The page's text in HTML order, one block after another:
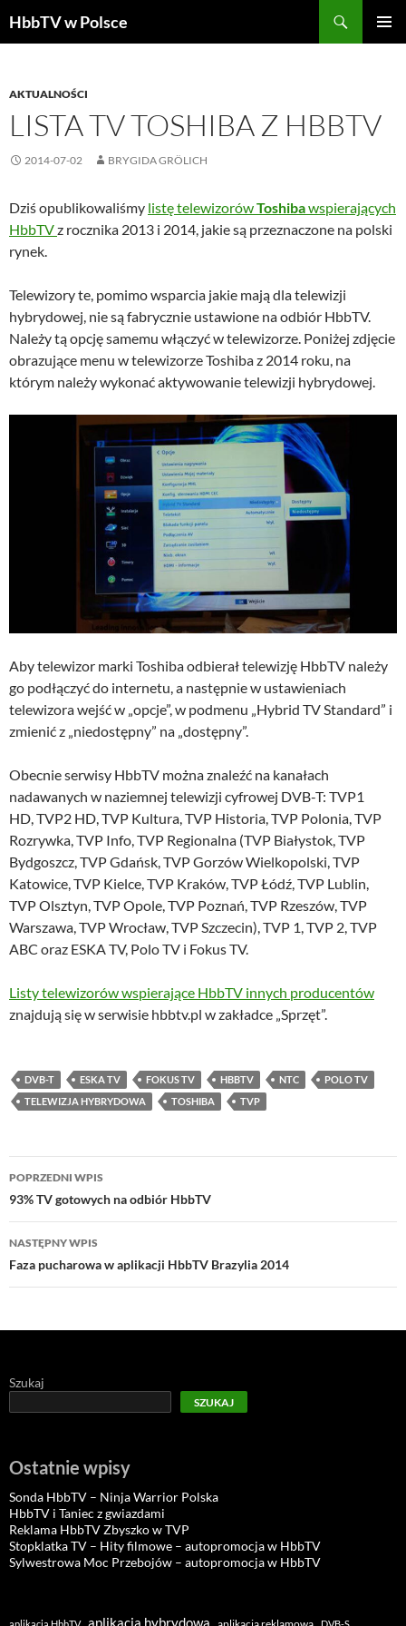
HbbTV w Polsce
AKTUALNOŚCI
LISTA TV TOSHIBA Z HBBTV
2014-07-02 BRYGIDA GRÖLICH
Dziś opublikowaliśmy listę telewizorówToshibawspierających
HbbTVz rocznika 2013 i 2014, jakie są przeznaczone na polski
rynek.
Telewizory te, pomimo wsparcia jakie mają dla telewizji
hybrydowej, nie są fabrycznie ustawione na odbiór HbbTV.
Należy tą opcję samemu włączyć w telewizorze. Poniżej zdjęcie
obrazujące menu w telewizorze Toshiba z 2014 roku, na
którym należy wykonać aktywowanie telewizji hybrydowej.
Aby telewizor marki Toshiba odbierał telewizję HbbTV należy
go podłączyć do internetu, a następnie w ustawieniach
telewizora wejść w „opcje”, w podmenu „Hybrid TV Standard” i
zmienić z „niedostępny” na „dostępny”.
Obecnie serwisy HbbTV można znaleźć na kanałach
nadawanych w naziemnej telewizji cyfrowej DVB-T: TVP1
HD, TVP2 HD, TVP Kultura, TVP Historia, TVP Polonia, TVP
Rozrywka, TVP Info, TVP Regionalna (TVP Białystok, TVP
Bydgoszcz, TVP Gdańsk, TVP Gorzów Wielkopolski, TVP
Katowice, TVP Kielce, TVP Kraków, TVP Łódź, TVP Lublin,
TVP Olsztyn, TVP Opole, TVP Poznań, TVP Rzeszów, TVP
Warszawa, TVP Wrocław, TVP Szczecin), TVP 1, TVP 2, TVP
ABC oraz ESKA TV, Polo TV i Fokus TV.
Listy telewizorów wspierające HbbTV innych producentów
znajdują się w serwisie hbbtv.pl w zakładce „Sprzęt”.
DVB-T ESKA TV FOKUS TV HBBTV NTC
POLO TV
TELEWIZJA HYBRYDOWA
TOSHIBA TVP
Nawigacja
wpisu
POPRZEDNI WPIS
93% TV gotowych na odbiór HbbTV
NASTĘPNY WPIS
Faza pucharowa w aplikacji HbbTV Brazylia 2014
Szukaj
SZUKAJ
Ostatnie wpisy
Sonda HbbTV – Ninja Warrior Polska
HbbTV i Taniec z gwiazdami
Reklama HbbTV Zbyszko w TVP
Stopklatka TV – Hity filmowe – autopromocja w HbbTV
Sylwestrowa Moc Przebojów – autopromocja w HbbTV
aplikacja HbbTV aplikacja hybrydowa DVB-S